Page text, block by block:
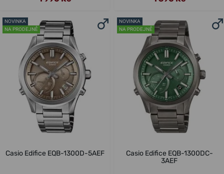
NOVINKA
NA PRODEJNĚ
Casio Edifice EQB-1300D-5AEF
NOVINKA
NA PRODEJNĚ
Casio Edifice EQB-1300DC-
3AEF